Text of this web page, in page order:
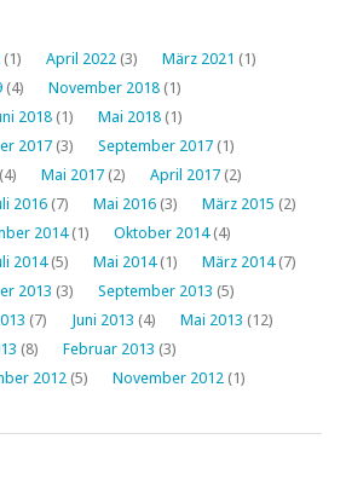
(1) April 2022 (3) März 2021 (1)
(4) November 2018 (1)
2018 (1) Mai 2018 (1)
2017 (3) September 2017 (1)
(4) Mai 2017 (2) April 2017 (2)
2016 (7) Mai 2016 (3) März 2015 (2)
2014(1) Oktober 2014(4)
2014(5) Mai 2014(1) März 2014(7)
2013 (3) September 2013 (5)
(7) Juni 2013 (4) Mai 2013 (12)
(8) Februar 2013 (3)
2012 (5) November 2012 (1)